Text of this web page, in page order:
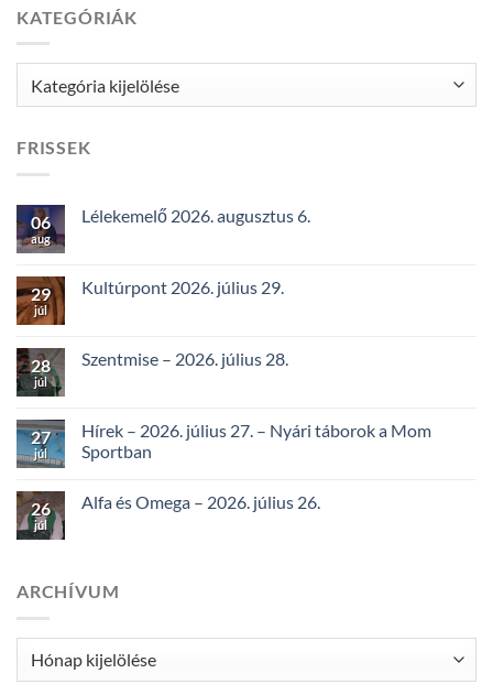
KATEGÓRIÁK
FRISSEK
06
aug
Lélekemelő 2026. augusztus 6.
29
júl
Kultúrpont 2026. július 29.
28
júl
Szentmise – 2026. július 28.
27
júl
Hírek – 2026. július 27. – Nyári táborok a Mom
Sportban
26
júl
Alfa és Omega – 2026. július 26.
ARCHÍVUM
Archívum